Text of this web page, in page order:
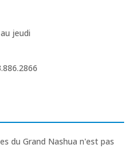
jeudi
du Grand Nashua n'est pas